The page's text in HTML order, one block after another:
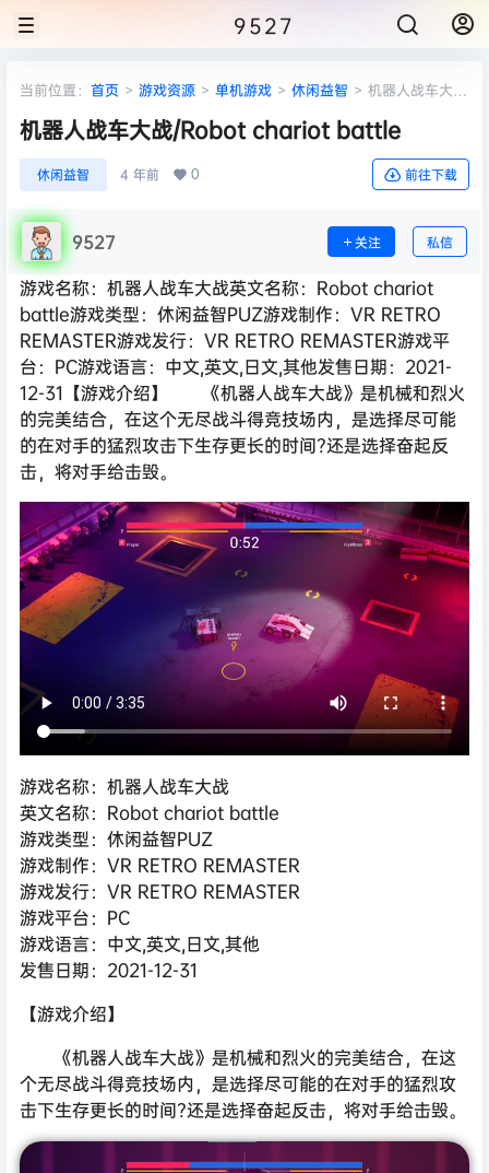
9527
当前位置： 首页 > 游戏资源 > 单机游戏 > 休闲益智 > 机器人战车大
机器人战车大战/Robot chariot battle
休闲益智 4 年前 0 前往下载
9527 关注 私信
游戏名称：机器人战车大战英文名称：Robot chariot
battle游戏类型：休闲益智PUZ游戏制作：VR RETRO
REMASTER游戏发行：VR RETRO REMASTER游戏平
台：PC游戏语言：中文,英文,日文,其他发售日期：2021-
12-31【游戏介绍】 《机器人战车大战》是机械和烈火
的完美结合，在这个无尽战斗得竞技场内，是选择尽可能
的在对手的猛烈攻击下生存更长的时间?还是选择奋起反
击，将对手给击毁。
游戏名称：机器人战车大战
英文名称：Robot chariot battle
游戏类型：休闲益智PUZ
游戏制作：VR RETRO REMASTER
游戏发行：VR RETRO REMASTER
游戏平台：PC
游戏语言：中文,英文,日文,其他
发售日期：2021-12-31
【游戏介绍】
《机器人战车大战》是机械和烈火的完美结合，在这
个无尽战斗得竞技场内，是选择尽可能的在对手的猛烈攻
击下生存更长的时间?还是选择奋起反击，将对手给击毁。